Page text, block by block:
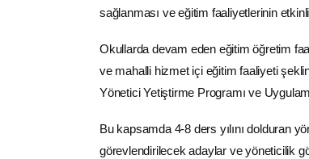
sağlanması ve eğitim faaliyetlerinin
Okullarda devam eden eğitim öğretim
ve mahalli hizmet içi eğitim faaliyeti
Yönetici Yetiştirme Programı ve
Bu kapsamda 4-8 ders yılını dolduran
görevlendirilecek adaylar ve yöneticilik